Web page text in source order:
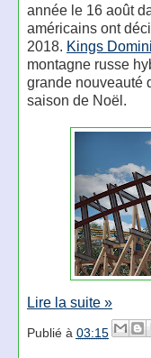
année le 16 août
américains ont
2018. Kings
montagne russe
grande nouveauté
saison de Noël.
Lire la suite »
Publié à 03:15